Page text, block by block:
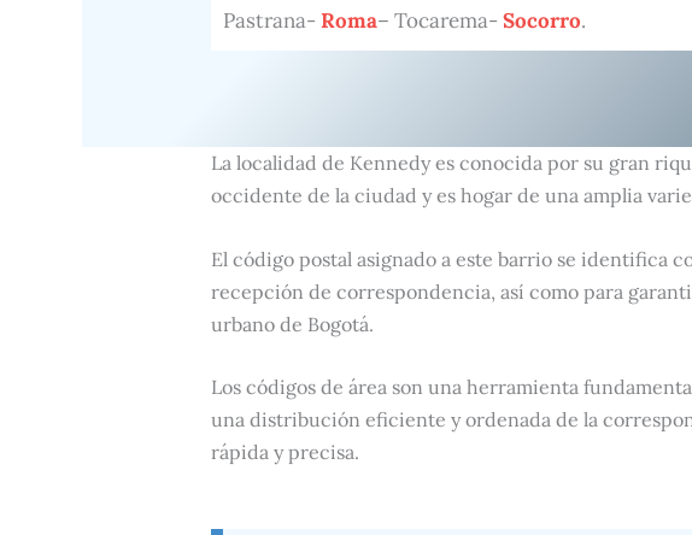
Pastrana- Roma– Tocarema- Socorro.
La localidad de Kennedy es conocida por su gran
occidente de la ciudad y es hogar de una amplia
El código postal asignado a este barrio se identifica
recepción de correspondencia, así como para
urbano de Bogotá.
Los códigos de área son una herramienta
una distribución eficiente y ordenada de la
rápida y precisa.